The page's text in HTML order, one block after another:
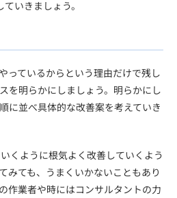
いきましょう。
っているからという理由だけで残し
を明らかにしましょう。明らかにし
に並べ具体的な改善案を考えていき
くように根気よく改善していくよう
みても、うまくいかないこともあり
作業者や時にはコンサルタントの力